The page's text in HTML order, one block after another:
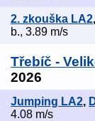
2. zkouška LA2,
b., 3.89 m/s
Třebíč -
2026
Jumping LA2,
4.08 m/s